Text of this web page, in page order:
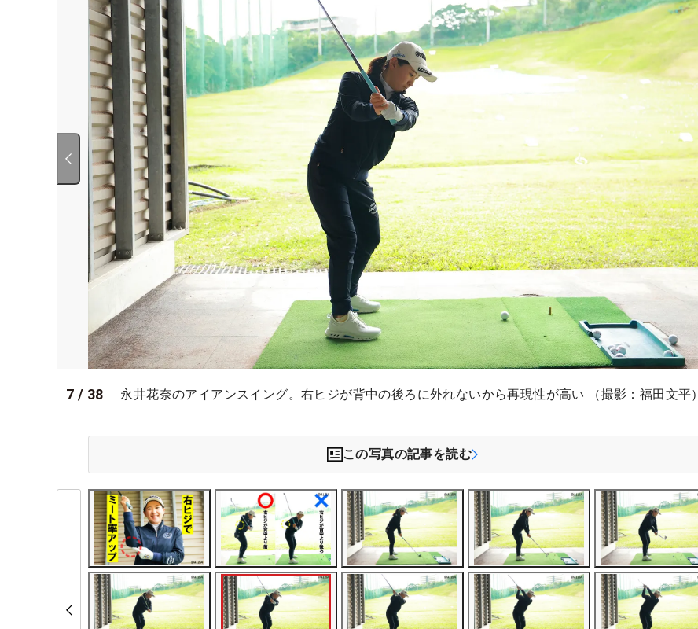
7 / 38 永井花奈のアイアンスイング。右ヒジが背中の後ろに外れないから再現性が高い （撮影：福田文平）
この写真の記事を読む